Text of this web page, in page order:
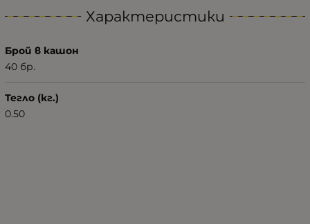
Характеристики
Брой в кашон
40 бр.
Тегло (кг.)
0.50